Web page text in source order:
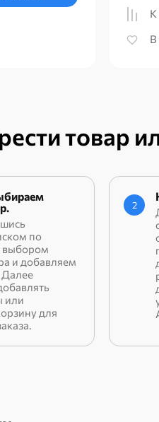
К
В
товар
по
выбором
и добавляем
Далее
или
для
2